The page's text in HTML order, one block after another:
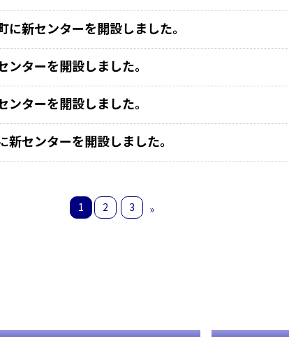
に新センターを開設しました。
ターを開設しました。
ターを開設しました。
新センターを開設しました。
1 2 3 »